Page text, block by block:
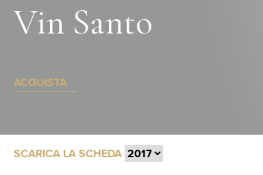
Vin Santo
ACQUISTA
SCARICA LA SCHEDA